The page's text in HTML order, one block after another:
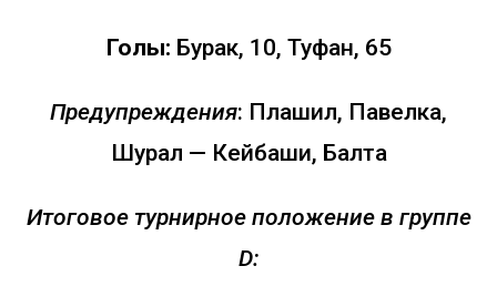
Голы: Бурак, 10, Туфан, 65
Предупреждения: Плашил, Павелка,
Шурал — Кейбаши, Балта
Итоговое турнирное положение в группе
D: